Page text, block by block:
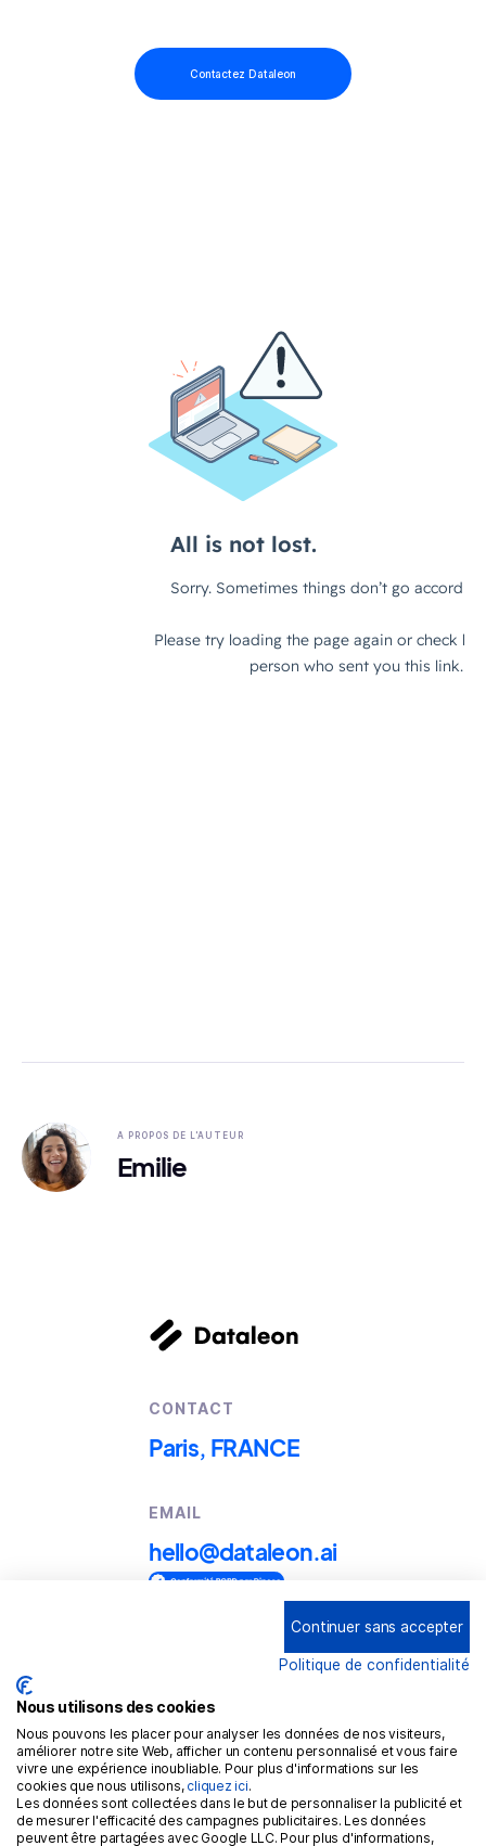
Contactez Dataleon
A PROPOS DE L'AUTEUR
Emilie
CONTACT
Paris, FRANCE
EMAIL
hello@dataleon.ai
Conditions générales d'utilisation
Mention légales
Politique de confidentialité
Politique de cookies
RGPD
Continuer sans accepter
Politique de confidentialité
Nous utilisons des cookies
Nous pouvons les placer pour analyser les données de nos visiteurs,
améliorer notre site Web, afficher un contenu personnalisé et vous faire
vivre une expérience inoubliable. Pour plus d'informations sur les
cookies que nous utilisons, cliquez ici.
Les données sont collectées dans le but de personnaliser la publicité et
de mesurer l'efficacité des campagnes publicitaires. Les données
peuvent être partagées avec Google LLC. Pour plus d'informations,